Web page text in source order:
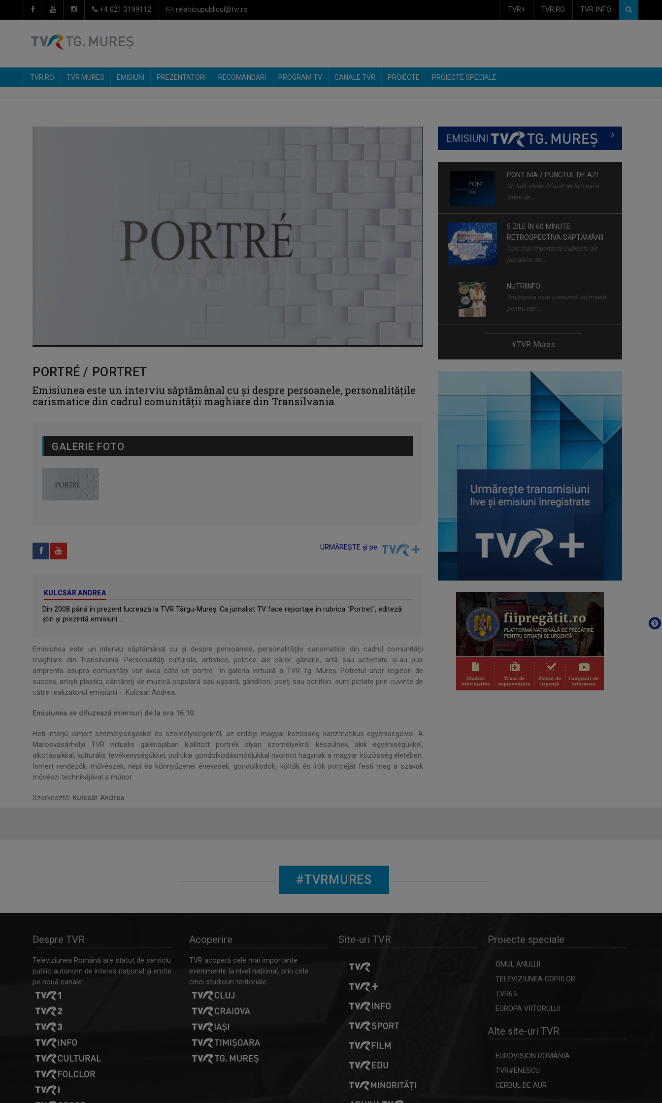
+4 021 3199112 relatiicupublicul@tvr.ro TVR+ TVR.RO TVR INFO
TVR.RO TVR MURES EMISIUNI PREZENTATORI RECOMANDĂRI PROGRAM TV CANALE TVR PROIECTE PROIECTE SPECIALE
PORTRÉ / PORTRET
Emisiunea este un interviu săptămânal cu şi despre persoanele, personalităţile
carismatice din cadrul comunităţii maghiare din Transilvania.
GALERIE FOTO
URMĂREȘTE și pe
KULCSÁR ANDREA
Din 2008 până în prezent lucrează la TVR Târgu-Mureş. Ca jurnalist TV face reportaje în rubrica "Portret", editeză
știri și prezintă emisiuni ...
Emisiunea este un interviu săptămânal cu şi despre persoanele, personalităţile carismatice din cadrul comunităţii
maghiare din Transilvania. Personalităţi culturale, artistice, politice ale căror gândire, artă sau activitate şi-au pus
amprenta asupra comunităţii vor avea câte un portre în galeria virtuală a TVR Tg. Mureş. Potretul unor regizori de
succes, artişti plastici, cântăreţi de muzică populară sau uşoară, gânditori, poeţi sau scriitori sunt pictate prin cuvinte de
către realizatorul emisiunii - Kulcsar Andrea.
Emisiunea se difuzează miercuri de la ora 16.10.
Heti interjú ismert személyiségekkel és személyiségekről, az erdélyi magyar közösség karizmatikus egyéniségeivel. A
Marosvásárhelyi TVR virtuális galériájában kiállított portrék olyan személyekről készülnek, akik egyéniségükkel,
alkotásaikkal, kulturális tevékenységükkel, politikai gondolkodásmódjukkal nyomot hagynak a magyar közösség életében.
Ismert rendezők, művészek, népi és könnyűzenei énekesek, gondolkodók, költők és írók portréját festi meg a szavak
művészi technikájával a műsor.
Szerkesztő: Kulcsár Andrea.
EMISIUNI
PONT MA / PUNCTUL DE AZI
Un talk-show difuzat de luni până
vineri de ...
5 ZILE ÎN 60 MINUTE.
RETROSPECTIVA SĂPTĂMÂNII
Cele mai importante subiecte ale
jurnalelor de ...
NUTRIINFO
Emisiunea este o resursă valoroasă
pentru toți ...
50 de minute cu cei mai buni
specialiști din ...
GONDOLATOK VASÁRNAPRA /
GÂNDURI DE DUMINICĂ
Un reportaj cu caracter religios care
SAJTÓSZEMLE A MÚLTBÓL /
Evenimentele de acum 100 de ani,
COOKING SHOW - ROMÂNIA ÎN
O emisiune pe teme culinare în care
publicul ...
RAFINAMENT PLUS
Emisiune realizată de Coralia Ioana
Matea, ...
BUFETUL DE LA TEATRU /
MŰVÉSZBEJÁRÓ
O emisiune săptămânală dedicată ...
DEUTSCHE STUNDE / EMISIUNE
ÎN LIMBA GERMANĂ
ROMANI
sundal si ...
SATUL MEU
LUMEA DE APROAPE
propune să ...
anchetează ...
#TVR Mures
#TVRMURES
Despre TVR
Televiziunea Română are statut de serviciu
public autonom de interes naţional şi emite
pe nouă canale:
Acoperire
TVR acoperă cele mai importante
evenimente la nivel naţional, prin cele
cinci studiouri teritoriale:
Site-uri TVR Proiecte speciale
OMUL ANULUI
TELEVIZIUNEA COPIILOR
TVR65
EUROPA VIITORULUI
Alte site-uri TVR
EUROVISION ROMÂNIA
TVR#ENESCU
CERBUL DE AUR